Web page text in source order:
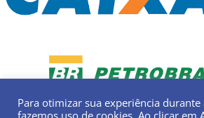
Para otimizar sua experiência durante
fazemos uso de cookies. Ao clicar em